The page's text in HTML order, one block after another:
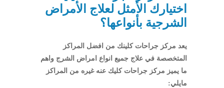
اختيارك الأمثل لعلاج الأمراض
الشرجية بأنواعها؟
يعد مركز جراحات كلينك من افضل المراكز
المتخصصة في علاج جميع انواع امراض الشرج واهم
ما يميز مركز جراحات كليك عنه غيره من المراكز
مايلي: